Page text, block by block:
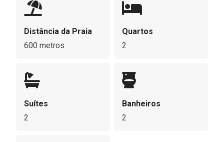
Distância da Praia
600 metros
Quartos
2
Suítes
2
Banheiros
2